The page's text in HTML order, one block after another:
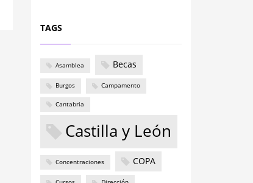
TAGS
Asamblea Becas
Burgos Campamento
Cantabria
Castilla y León
Concentraciones COPA